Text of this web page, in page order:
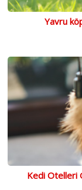
Yavru
Kedi Otelleri